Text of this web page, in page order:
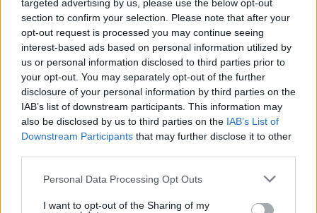
targeted advertising by us, please use the below opt-out
section to confirm your selection. Please note that after your
opt-out request is processed you may continue seeing
interest-based ads based on personal information utilized by
us or personal information disclosed to third parties prior to
your opt-out. You may separately opt-out of the further
disclosure of your personal information by third parties on the
IAB’s list of downstream participants. This information may
also be disclosed by us to third parties on the IAB’s List of
Downstream Participants that may further disclose it to other
Please note that this website/app uses one or more Google
not limited to your visit or usage behaviour. You may click to
Personal Data Processing Opt Outs
I want to opt-out of the Sharing of my